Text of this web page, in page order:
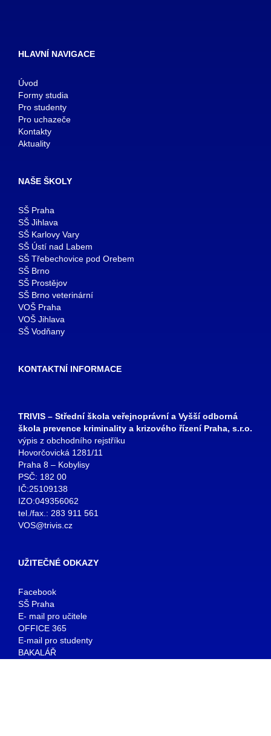
HLAVNÍ NAVIGACE
Úvod
Formy studia
Pro studenty
Pro uchazeče
Kontakty
Aktuality
NAŠE ŠKOLY
SŠ Praha
SŠ Jihlava
SŠ Karlovy Vary
SŠ Ústí nad Labem
SŠ Třebechovice pod Orebem
SŠ Brno
SŠ Prostějov
SŠ Brno veterinární
VOŠ Praha
VOŠ Jihlava
SŠ Vodňany
KONTAKTNÍ INFORMACE
TRIVIS – Střední škola veřejnoprávní a Vyšší odborná
škola prevence kriminality a krizového řízení Praha, s.r.o.
výpis z obchodního rejstříku
Hovorčovická 1281/11
Praha 8 – Kobylisy
PSČ: 182 00
IČ:25109138
IZO:049356062
tel./fax.: 283 911 561
VOS@trivis.cz
UŽITEČNÉ ODKAZY
Facebook
SŠ Praha
E- mail pro učitele
OFFICE 365
E-mail pro studenty
BAKALÁŘ